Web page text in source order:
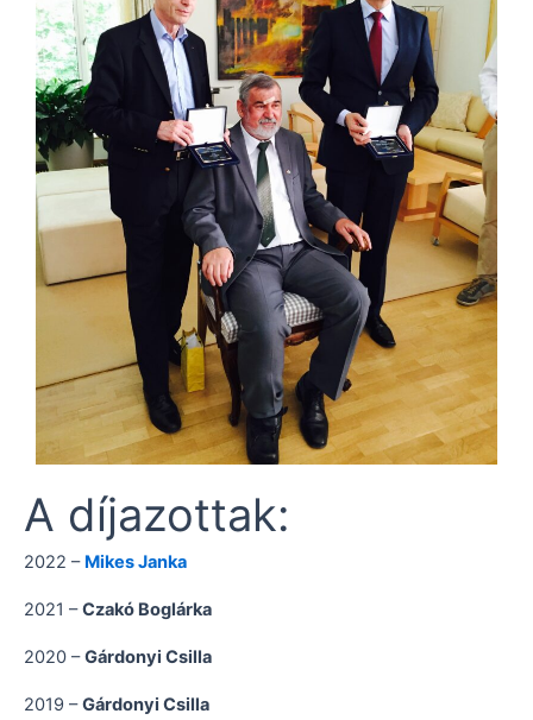
A díjazottak:
2022 – Mikes Janka
2021 –Czakó Boglárka
2020 –Gárdonyi Csilla
2019 –Gárdonyi Csilla